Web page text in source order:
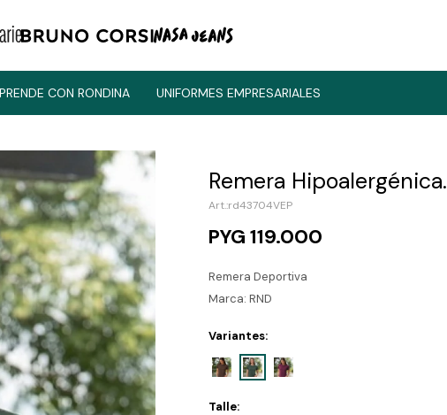
CON RONDINA UNIFORMES EMPRESARIALES
Remera Hipoalergénica.
rd43704VEP
PYG 119.000
Remera Deportiva
Marca: RND
Variantes:
Talle: